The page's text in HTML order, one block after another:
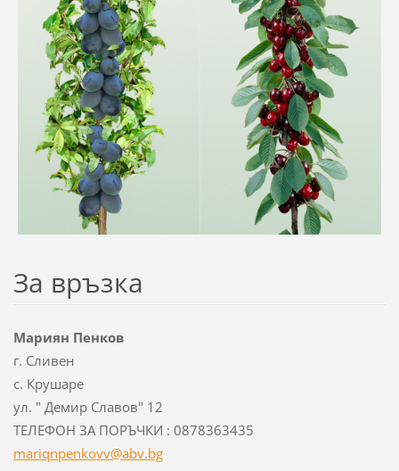
За връзка
Мариян Пенков
г. Сливен
с. Крушаре
ул. " Демир Славов" 12
ТЕЛЕФОН ЗА ПОРЪЧКИ : 0878363435
mariqnpenkovv@abv.bg